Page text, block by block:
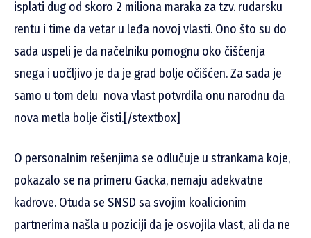
isplati dug od skoro 2 miliona maraka za tzv. rudarsku
rentu i time da vetar u leđa novoj vlasti. Ono što su do
sada uspeli je da načelniku pomognu oko čišćenja
snega i uočljivo je da je grad bolje očišćen. Za sada je
samo u tom delu nova vlast potvrdila onu narodnu da
nova metla bolje čisti.[/stextbox]
O personalnim rešenjima se odlučuje u strankama koje,
pokazalo se na primeru Gacka, nemaju adekvatne
kadrove. Otuda se SNSD sa svojim koalicionim
partnerima našla u poziciji da je osvojila vlast, ali da ne